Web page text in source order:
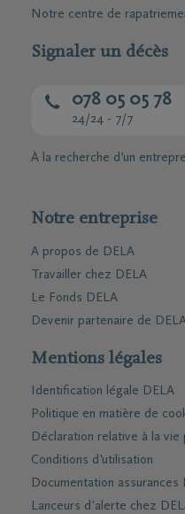
Notre centre de
Signaler un décès
078 05 05 78
24/24 - 7/7
À la recherche d’un
Notre entreprise
A propos de DELA
Travailler chez DELA
Le Fonds DELA
Devenir partenaire de
Mentions légales
Identification légale DELA
Politique en matière de
Déclaration relative à la vie
Conditions d'utilisation
Documentation assurances
Lanceurs d'alerte chez